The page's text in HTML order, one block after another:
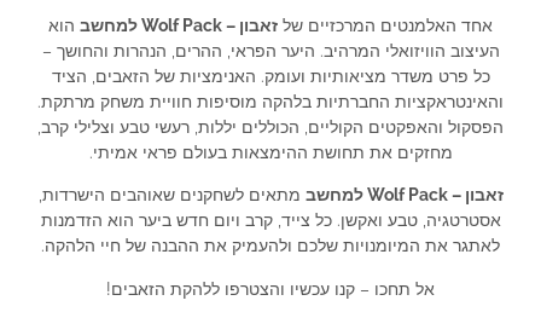
אחד האלמנטים המרכזיים של זאבון – Wolf Pack למחשב
הוא
העיצוב הוויזואלי המרהיב. היער הפראי, ההרים, הנהרות והחושך –
כל פרט משדר מציאותיות ועומק. האנימציות של הזאבים, הציד
והאינטראקציות החברתיות בלהקה מוסיפות חוויית משחק מרתקת.
הפסקול והאפקטים הקוליים, הכוללים יללות, רעשי טבע וצלילי קרב,
מחזקים את תחושת ההימצאות בעולם פראי אמיתי.
זאבון – Wolf Pack למחשב
מתאים לשחקנים שאוהבים הישרדות,
אסטרטגיה, טבע ואקשן. כל צייד, קרב ויום חדש ביער הוא הזדמנות
לאתגר את המיומנויות שלכם ולהעמיק את ההבנה של חיי הלהקה.
אל תחכו – קנו עכשיו והצטרפו ללהקת הזאבים!